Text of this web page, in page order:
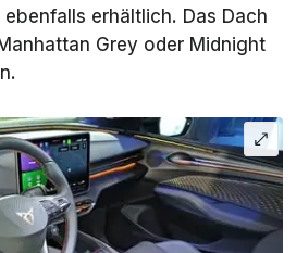
ebenfalls erhältlich. Das Dach
Grey oder Midnight